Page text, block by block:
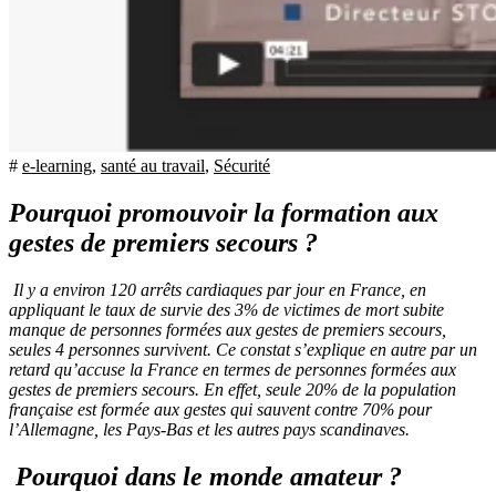
# e-learning, santé au travail, Sécurité
Pourquoi promouvoir la formation aux
gestes de premiers secours ?
Il y a environ 120 arrêts cardiaques par jour en France, en
appliquant le taux de survie des 3% de victimes de mort subite
manque de personnes formées aux gestes de premiers secours,
seules 4 personnes survivent. Ce constat s’explique en autre par un
retard qu’accuse la France en termes de personnes formées aux
gestes de premiers secours. En effet, seule 20% de la population
française est formée aux gestes qui sauvent contre 70% pour
l’Allemagne, les Pays-Bas et les autres pays scandinaves.
Pourquoi dans le monde amateur ?